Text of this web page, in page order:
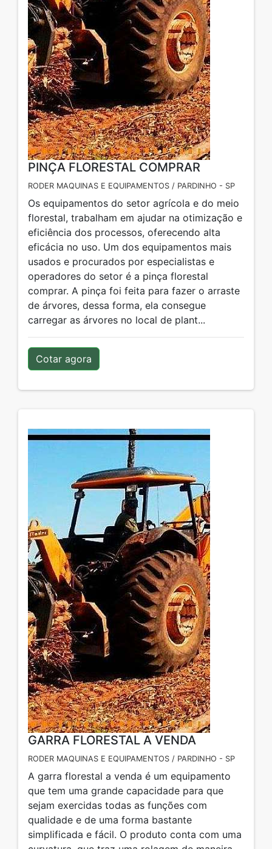
PINÇA FLORESTAL COMPRAR
RODER MAQUINAS E EQUIPAMENTOS / PARDINHO - SP
Os equipamentos do setor agrícola e do meio
florestal, trabalham em ajudar na otimização e
eficiência dos processos, oferecendo alta
eficácia no uso. Um dos equipamentos mais
usados e procurados por especialistas e
operadores do setor é a pinça florestal
comprar. A pinça foi feita para fazer o arraste
de árvores, dessa forma, ela consegue
carregar as árvores no local de plant...
Cotar agora
GARRA FLORESTAL A VENDA
RODER MAQUINAS E EQUIPAMENTOS / PARDINHO - SP
A garra florestal a venda é um equipamento
que tem uma grande capacidade para que
sejam exercidas todas as funções com
qualidade e de uma forma bastante
simplificada e fácil. O produto conta com uma